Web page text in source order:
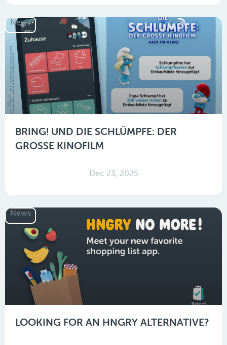
News
BRING! UND DIE SCHLÜMPFE: DER
GROSSE KINOFILM
Dec 23, 2025
News
LOOKING FOR AN HNGRY ALTERNATIVE?